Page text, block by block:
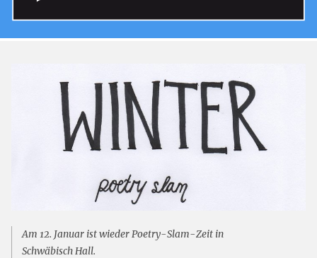
Am 12. Januar ist wieder Poetry-Slam-Zeit in
Schwäbisch Hall.